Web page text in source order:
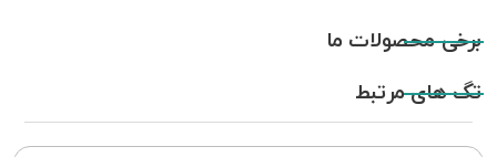
برخی محصولات ما
تگ های مرتبط